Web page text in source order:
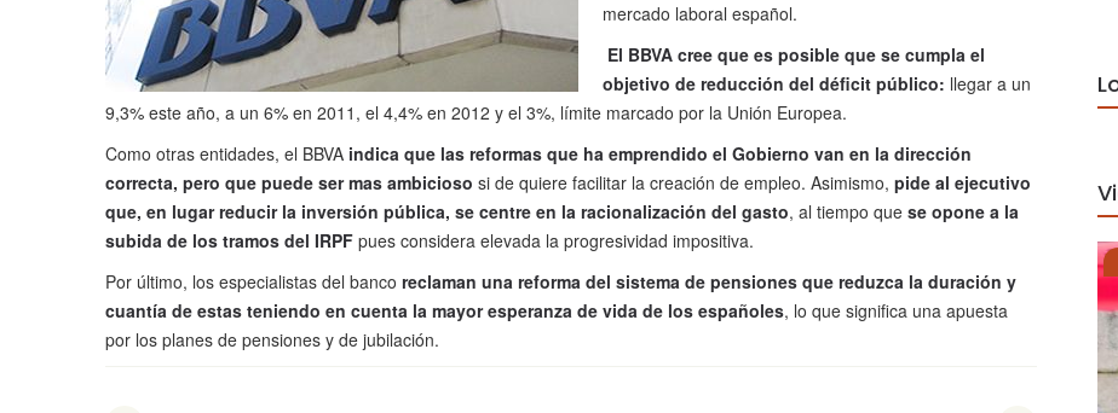
mercado laboral español.
El BBVA cree que es posible que se cumpla el
objetivo de reducción del déficit público: llegar a un
9,3% este año, a un 6% en 2011, el 4,4% en 2012 y el 3%, límite marcado por la Unión Europea.
Como otras entidades, el BBVA indica que las reformas que ha emprendido el Gobierno van en la dirección
correcta, pero que puede ser mas ambicioso si de quiere facilitar la creación de empleo. Asimismo, pide al ejecutivo
que, en lugar reducir la inversión pública, se centre en la racionalización del gasto, al tiempo que se opone a la
subida de los tramos del IRPF pues considera elevada la progresividad impositiva.
Por último, los especialistas del banco reclaman una reforma del sistema de pensiones que reduzca la duración y
cuantía de estas teniendo en cuenta la mayor esperanza de vida de los españoles, lo que significa una apuesta
por los planes de pensiones y de jubilación.